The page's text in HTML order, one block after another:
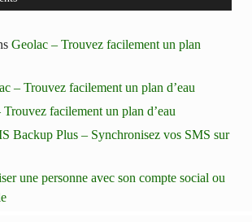
Geolac – Trouvez facilement un plan
– Trouvez facilement un plan d’eau
Trouvez facilement un plan d’eau
Backup Plus – Synchronisez vos SMS sur
une personne avec son compte social ou